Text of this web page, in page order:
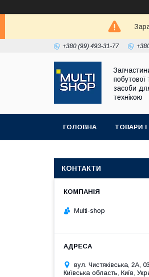
+380 (99) 493-31-77
побутової
засоби
технікою
ГОЛОВНА ТОВАРИ
КОНТАКТИ
Multi-shop
вул. Чистяківська, 2А,
Київська область, Київ,